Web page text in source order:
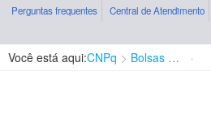
Perguntas frequentes Central de Atendimento
Você está aqui:CNPq Bolsas e Auxílios Vigentes